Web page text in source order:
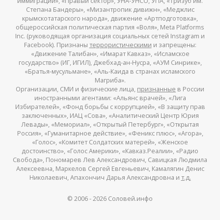
Степана Бандеры», «Мизантропик дивижн», «Меджлис
крымскотатарского народа», движение «Артподготовка»,
общероссийская политическая партия «Воля», Meta Platforms
Inc. (руководящая организация социальных сетей Instagram и
Facebook). Признаны террористическими и запрещены:
«Движение Талибан», «Имарат Кавказ», «Исламское
государство» (ИГ, ИГИЛ), Джебхад-ан-Нусра, «АУМ Синрике»,
«Братья-мусульмане», «Аль-Каида в странах исламского
Магриба».
Организации, СМИ и физические лица, признанные в России
иностранными агентами: «Альянс врачей», «Лига
Избирателей», «Фонд борьбы с коррупцией», «В защиту прав
заключенных», ИАЦ «Сова», «Аналитический Центр Юрия
Левады», «Мемориал», «Открытый Петербург», «Открытая
Россия», «Гуманитарное действие», «Феникс плюс», «Агора»,
«Голос», «Комитет Солдатских матерей», «Женское
достоинство», «Голос Америки», «Кавказ.Реалии», «Радио
Свобода», Пономарев Лев Александрович, Савицкая Людмила
Алексеевна, Маркелов Сергей Евгеньевич, Камалягин Денис
Николаевич, Апахончич Дарья Александровна и т.д.
© 2006 -2026 Соловей.инфо